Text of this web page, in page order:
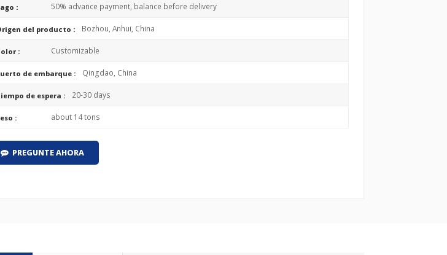
: 50% advance payment, balance before delivery
del producto : Bozhou, Anhui, China
: Customizable
de embarque : Qingdao, China
de espera : 20-30 days
: about 14 tons
PREGUNTE AHORA